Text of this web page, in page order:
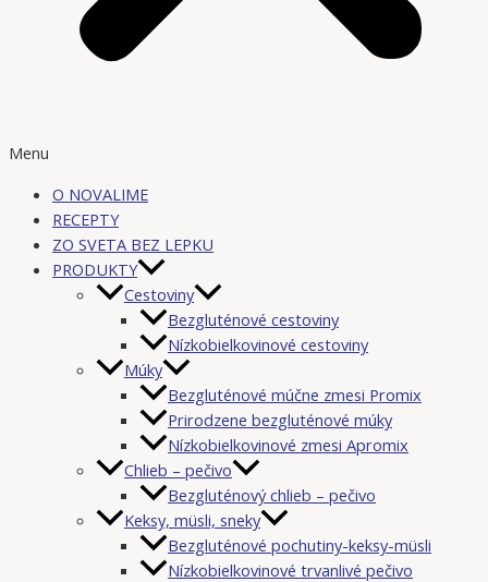
Menu
O NOVALIME
RECEPTY
ZO SVETA BEZ LEPKU
PRODUKTY
Cestoviny
Bezgluténové cestoviny
Nízkobielkovinové cestoviny
Múky
Bezgluténové múčne zmesi Promix
Prirodzene bezgluténové múky
Nízkobielkovinové zmesi Apromix
Chlieb – pečivo
Bezgluténový chlieb – pečivo
Keksy, müsli, sneky
Bezgluténové pochutiny-keksy-müsli
Nízkobielkovinové trvanlivé pečivo